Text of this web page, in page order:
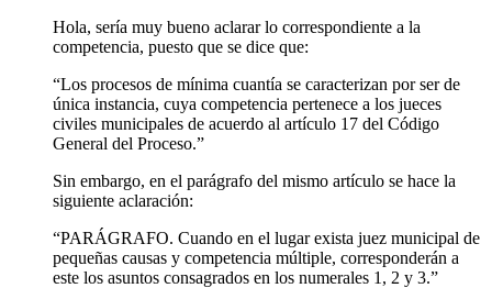
Hola, sería muy bueno aclarar lo correspondiente a la
competencia, puesto que se dice que:
“Los procesos de mínima cuantía se caracterizan por ser de
única instancia, cuya competencia pertenece a los jueces
civiles municipales de acuerdo al artículo 17 del Código
General del Proceso.”
Sin embargo, en el parágrafo del mismo artículo se hace la
siguiente aclaración:
“PARÁGRAFO. Cuando en el lugar exista juez municipal de
pequeñas causas y competencia múltiple, corresponderán a
este los asuntos consagrados en los numerales 1, 2 y 3.”